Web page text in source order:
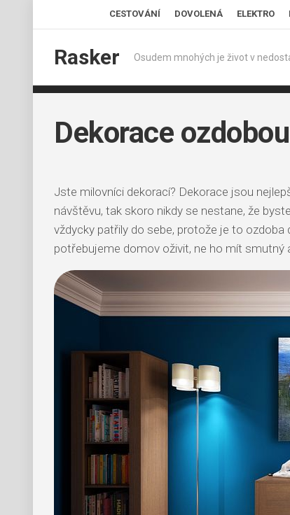
CESTOVÁNÍ DOVOLENÁ ELEKTRO
Rasker Osudem mnohých je život v
Dekorace
Jste milovníci dekorací? Dekorace jsou
návštěvu, tak skoro nikdy se nestane, že
vždycky patřily do sebe, protože je to
potřebujeme domov oživit, ne ho mít smutný